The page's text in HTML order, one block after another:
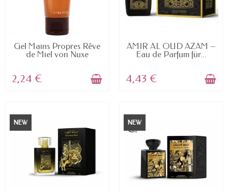
AVAILABLE
Gel Mains Propres Rêve
de Miel von Nuxe
2,24 €
AVAILABLE
AMIR AL OUD AZAM –
Eau de Parfum für...
4,43 €
NEW NEW